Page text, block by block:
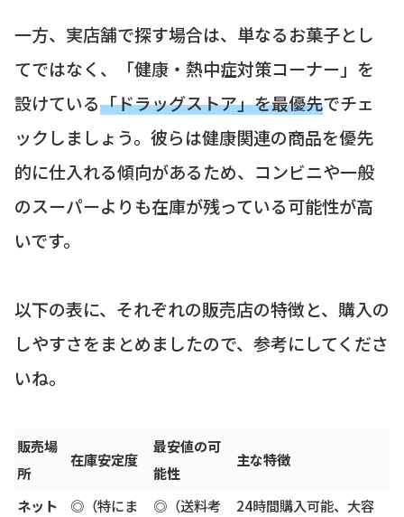
一方、実店舗で探す場合は、単なるお菓子とし
てではなく、「健康・熱中症対策コーナー」を
設けている「ドラッグストア」を最優先でチェ
ックしましょう。彼らは健康関連の商品を優先
的に仕入れる傾向があるため、コンビニや一般
のスーパーよりも在庫が残っている可能性が高
いです。
以下の表に、それぞれの販売店の特徴と、購入の
しやすさをまとめましたので、参考にしてくださ
いね。
販売場
所
在庫安定度
最安値の可
能性
主な特徴
ネット
◎（特にま
◎（送料考
24時間購入可能、大容